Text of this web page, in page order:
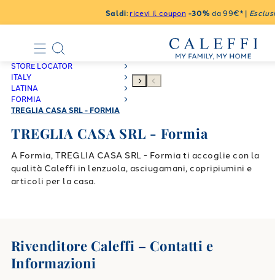
Saldi: ricevi il coupon -30%da 99€* |
STORE LOCATOR
ITALY
LATINA
FORMIA
TREGLIA CASA SRL - FORMIA
TREGLIA CASA SRL - Formia
A Formia, TREGLIA CASA SRL - Formia ti accoglie con la
qualità Caleffi in lenzuola, asciugamani, copripiumini e
articoli per la casa.
Rivenditore Caleffi – Contatti e
Informazioni